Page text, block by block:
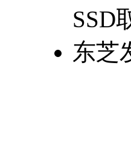
SSD
东芝